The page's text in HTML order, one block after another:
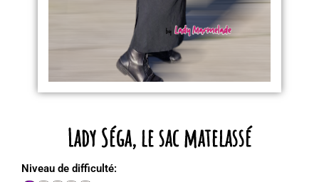
Lady Séga, le sac matelassé
Niveau de difficulté: